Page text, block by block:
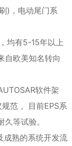
)，电动尾门系
均有5-15年以上
自欧美知名转向
软件架
范 。目前EPS系
等试验。
成熟的系统开发流